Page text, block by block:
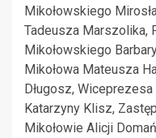
Mikołowskiego
Tadeusza Marszolika,
Mikołowskiego
Mikołowa Mateusza
Długosz,
Katarzyny Klisz,
Mikołowie Alicji